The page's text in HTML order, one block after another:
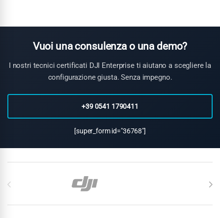
Vuoi una consulenza o una demo?
I nostri tecnici certificati DJI Enterprise ti aiutano a scegliere la
configurazione giusta. Senza impegno.
+39 0541 1790411
[super_form id="36768"]